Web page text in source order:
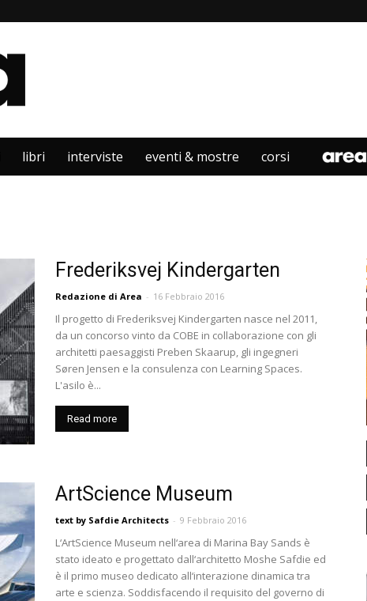
libri interviste eventi & mostre corsi
Frederiksvej Kindergarten
Redazione di Area - 16 Febbraio 2016
Il progetto di Frederiksvej Kindergarten nasce nel 2011,
da un concorso vinto da COBE in collaborazione con gli
architetti paesaggisti Preben Skaarup, gli ingegneri
Søren Jensen e la consulenza con Learning Spaces.
L'asilo è...
Read more
ArtScience Museum
text by Safdie Architects - 9 Febbraio 2016
L‘ArtScience Museum nell‘area di Marina Bay Sands è
stato ideato e progettato dall‘architetto Moshe Safdie ed
è il primo museo dedicato all‘interazione dinamica tra
arte e scienza. Soddisfacendo il requisito del governo di